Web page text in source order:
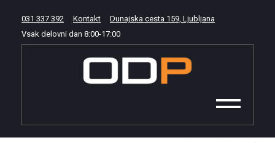
031 337 392 Kontakt
Dunajska cesta 159, Ljubljana
Vsak delovni dan 8:00-17:00